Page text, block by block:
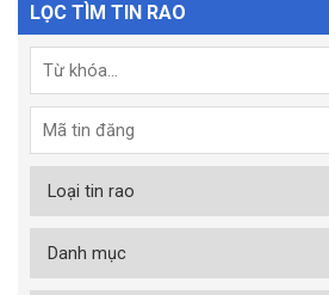
LỌC TÌM TIN RAO